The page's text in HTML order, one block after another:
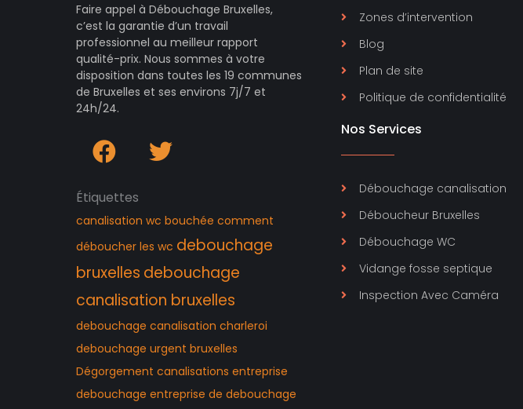
Faire appel à Débouchage Bruxelles,
c’est la garantie d’un travail
professionnel au meilleur rapport
qualité-prix. Nous sommes à votre
disposition dans toutes les 19 communes
de Bruxelles et ses environs 7j/7 et
24h/24.
Étiquettes
canalisation wc bouchée comment
déboucher les wc debouchage
bruxelles debouchage
canalisation bruxelles
debouchage canalisation charleroi
debouchage urgent bruxelles
Dégorgement canalisations entreprise
debouchage entreprise de debouchage
Zones d’intervention
Blog
Plan de site
Politique de confidentialité
Nos Services
Débouchage canalisation
Déboucheur Bruxelles
Débouchage WC
Vidange fosse septique
Inspection Avec Caméra